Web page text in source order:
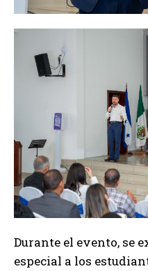
Durante el evento, se
especial a los